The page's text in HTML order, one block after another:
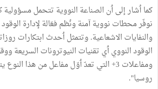
كماٲشارإلىٲن الصناعة النووية تتحملمسؤولية
نوفّرمحطات نوويةآمنةونُظمفعّالة لإدارة الوقود
والنفايات الاشعاعية.وتتمثلٲحدث ابتكارات
الوقودالنوويٲي تقنيات النيوترونات السريعة
ومفاعلات
التي تعدّٲوّلمفاعلمن هذا النوع
روسيا".